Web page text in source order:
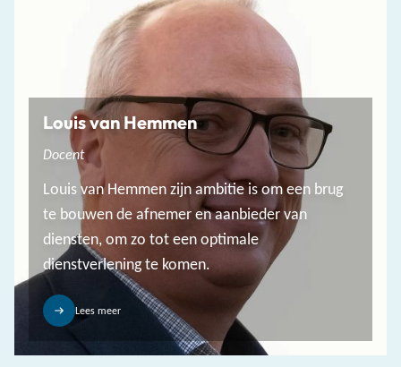
Louis van Hemmen
Docent
Louis van Hemmen zijn ambitie is om een brug
te bouwen de afnemer en aanbieder van
diensten, om zo tot een optimale
dienstverlening te komen.
Lees meer